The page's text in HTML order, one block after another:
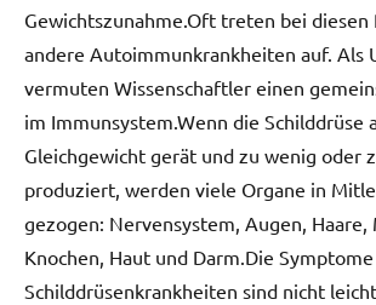
Gewichtszunahme.Oft treten bei diesen
andere Autoimmunkrankheiten auf. Als
vermuten Wissenschaftler einen
im Immunsystem.Wenn die Schilddrüse
Gleichgewicht gerät und zu wenig oder
produziert, werden viele Organe in
gezogen: Nervensystem, Augen, Haare,
Knochen, Haut und Darm.Die
Schilddrüsenkrankheiten sind nicht